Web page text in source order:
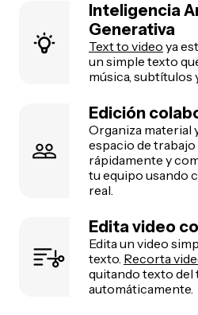
Inteligencia
Generativa
Text to video ya
un simple texto
música, subtítulos
Edición
Organiza material
espacio de trabajo
rápidamente y
tu equipo usando
real.
Edita video
Edita un video
texto. Recorta
quitando texto
automáticamente.